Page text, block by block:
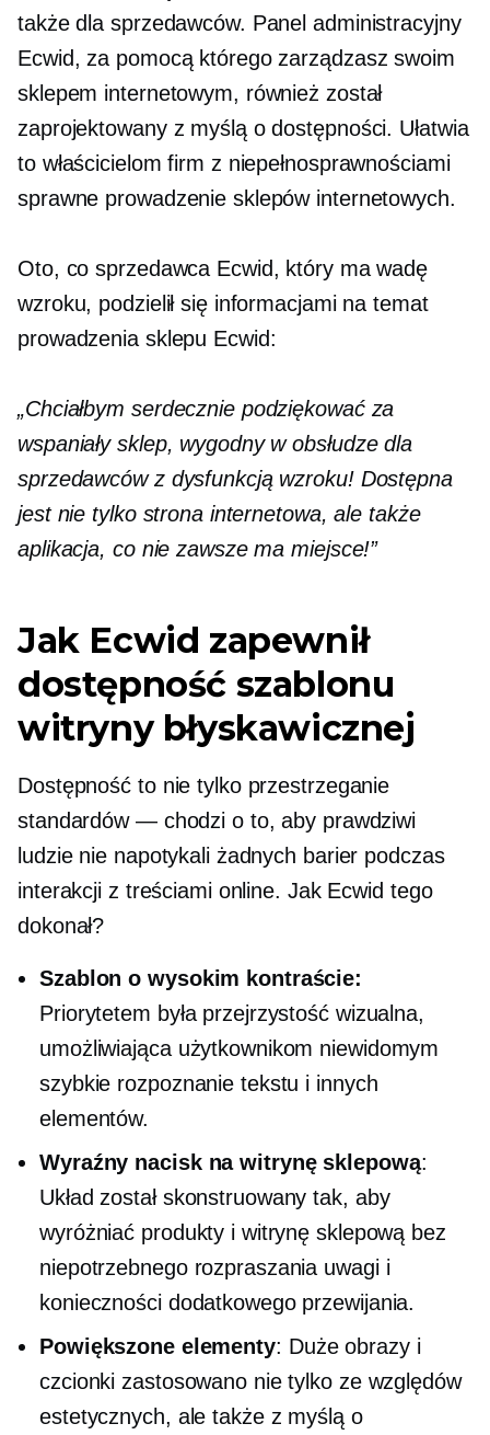
także dla sprzedawców. Panel administracyjny
Ecwid, za pomocą którego zarządzasz swoim
sklepem internetowym, również został
zaprojektowany z myślą o dostępności. Ułatwia
to właścicielom firm z niepełnosprawnościami
sprawne prowadzenie sklepów internetowych.
Oto, co sprzedawca Ecwid, który ma wadę
wzroku, podzielił się informacjami na temat
prowadzenia sklepu Ecwid:
„Chciałbym serdecznie podziękować za
wspaniały sklep, wygodny w obsłudze dla
sprzedawców z dysfunkcją wzroku! Dostępna
jest nie tylko strona internetowa, ale także
aplikacja, co nie zawsze ma miejsce!”
Jak Ecwid zapewnił
dostępność szablonu
witryny błyskawicznej
Dostępność to nie tylko przestrzeganie
standardów — chodzi o to, aby prawdziwi
ludzie nie napotykali żadnych barier podczas
interakcji z treściami online. Jak Ecwid tego
dokonał?
Szablon o wysokim kontraście:
Priorytetem była przejrzystość wizualna,
umożliwiająca użytkownikom niewidomym
szybkie rozpoznanie tekstu i innych
elementów.
Wyraźny nacisk na witrynę sklepową:
Układ został skonstruowany tak, aby
wyróżniać produkty i witrynę sklepową bez
niepotrzebnego rozpraszania uwagi i
konieczności dodatkowego przewijania.
Powiększone elementy: Duże obrazy i
czcionki zastosowano nie tylko ze względów
estetycznych, ale także z myślą o